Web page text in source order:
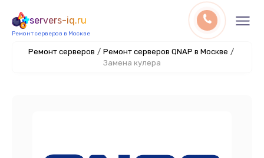
servers-iq.ru
Ремонт серверов в Москве
Ремонт серверов / Ремонт серверов QNAP в Москве /
Замена кулера